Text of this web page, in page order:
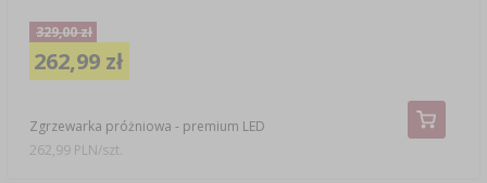
Zgrzewarka próżniowa - premium LED
329,00 zł
262,99 zł
262,99 PLN/szt.